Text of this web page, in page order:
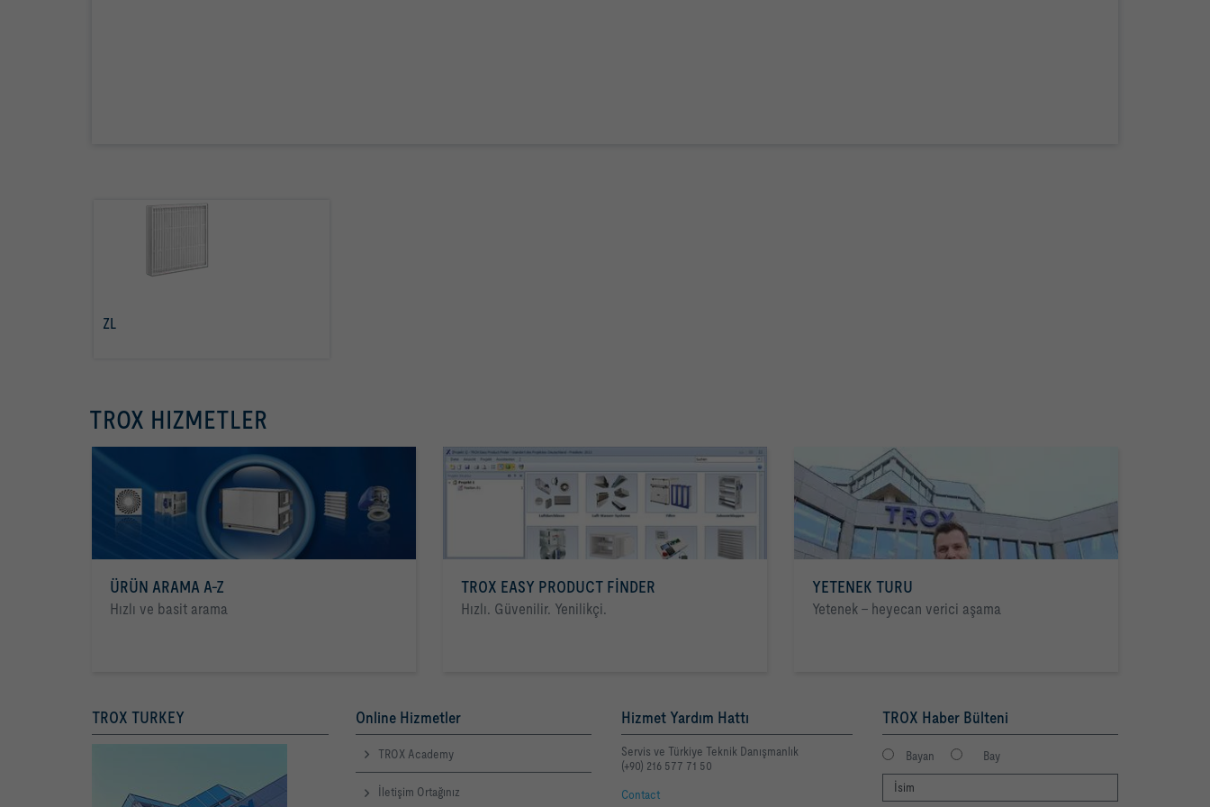
ZL
TROX HIZMETLER
ÜRÜN ARAMA A-Z
Hızlı ve basit arama
TROX EASY PRODUCT FINDER
Hızlı. Güvenilir. Yenilikçi.
YETENEK TURU
Yetenek - heyecan verici aşama
TROX TURKEY Online Hizmetler
TROX Academy
İletişim Ortağınız
Hizmet Yardım Hattı
Servis ve Türkiye Teknik Danışmanlık
(+90) 216 577 71 50
Contact
TROX Haber Bülteni
Bayan Bay